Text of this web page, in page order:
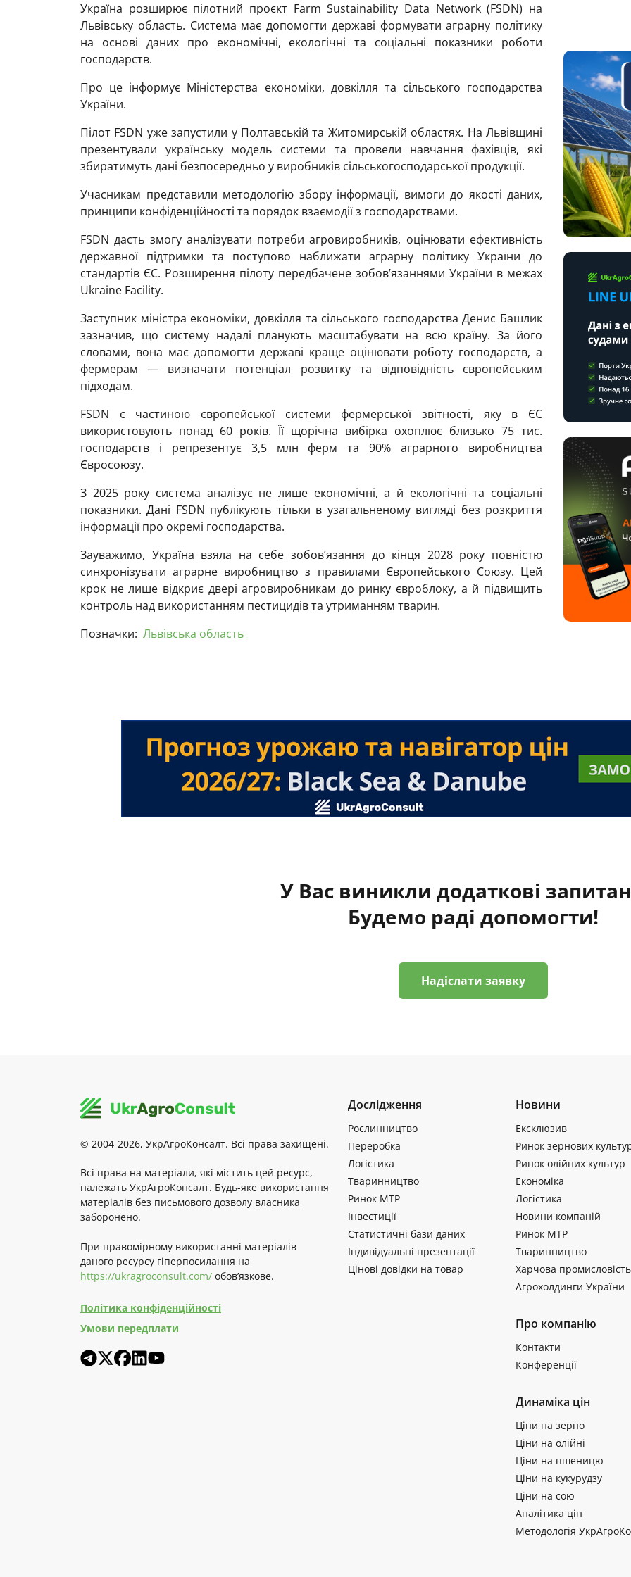
Україна розширює пілотний проєкт Farm Sustainability Data Network (FSDN) на
Львівську область. Система має допомогти державі формувати аграрну політику
на основі даних про економічні, екологічні та соціальні показники роботи
господарств.
Про це інформує Міністерства економіки, довкілля та сільського господарства
України.
Пілот FSDN уже запустили у Полтавській та Житомирській областях. На Львівщині
презентували українську модель системи та провели навчання фахівців, які
збиратимуть дані безпосередньо у виробників сільськогосподарської продукції.
Учасникам представили методологію збору інформації, вимоги до якості даних,
принципи конфіденційності та порядок взаємодії з господарствами.
FSDN дасть змогу аналізувати потреби агровиробників, оцінювати ефективність
державної підтримки та поступово наближати аграрну політику України до
стандартів ЄС. Розширення пілоту передбачене зобов’язаннями України в межах
Ukraine Facility.
Заступник міністра економіки, довкілля та сільського господарства Денис Башлик
зазначив, що систему надалі планують масштабувати на всю країну. За його
словами, вона має допомогти державі краще оцінювати роботу господарств, а
фермерам — визначати потенціал розвитку та відповідність європейським
підходам.
FSDN є частиною європейської системи фермерської звітності, яку в ЄС
використовують понад 60 років. Її щорічна вибірка охоплює близько 75 тис.
господарств і репрезентує 3,5 млн ферм та 90% аграрного виробництва
Євросоюзу.
З 2025 року система аналізує не лише економічні, а й екологічні та соціальні
показники. Дані FSDN публікують тільки в узагальненому вигляді без розкриття
інформації про окремі господарства.
Зауважимо, Україна взяла на себе зобов’язання до кінця 2028 року повністю
синхронізувати аграрне виробництво з правилами Європейського Союзу. Цей
крок не лише відкриє двері агровиробникам до ринку євроблоку, а й підвищить
контроль над використанням пестицидів та утриманням тварин.
Позначки: Львівська область
У Вас виникли додаткові
Будемо раді допомогти!
Надіслати заявку
© 2004-2026, УкрАгроКонсалт. Всі права захищені.
Всі права на матеріали, які містить цей ресурс,
належать УкрАгроКонсалт. Будь-яке використання
матеріалів без письмового дозволу власника
заборонено.
При правомірному використанні матеріалів
даного ресурсу гіперпосилання на
https://ukragroconsult.com/ обов’язкове.
Політика конфіденційності
Умови передплати
Дослідження
Рослинництво
Переробка
Логістика
Тваринництво
Ринок МТР
Інвестиції
Статистичні бази даних
Індивідуальні презентації
Цінові довідки на товар
Новини
Ексклюзив
Ринок зернових
Ринок олійних культур
Економіка
Логістика
Новини компаній
Ринок МТР
Тваринництво
Харчова промисловість
Агрохолдинги України
Про компанію
Контакти
Конференції
Динаміка цін
Ціни на зерно
Ціни на олійні
Ціни на пшеницю
Ціни на кукурудзу
Ціни на сою
Аналітика цін
Методологія